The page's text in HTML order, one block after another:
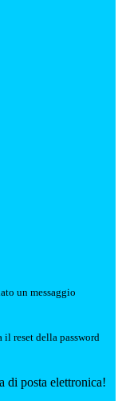
un messaggio
il reset della password
di posta elettronica!